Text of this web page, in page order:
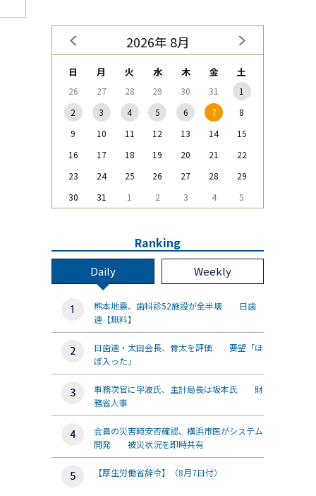
2026年 8月
日 月 火 水 木 金 土
26 27 28 29 30 31
1
2
3 4 5 6 7
8
9
10 11 12 13 14
15
16
17 18 19 20 21
22
23
24 25 26 27 28
29
30
31 1 2 3 4 5
Ranking
Daily Weekly
熊本地震、歯科診52施設が全半壊 日歯
連【無料】
日歯連・太田会長、骨太を評価 要望「ほ
ぼ入った」
事務次官に宇波氏、主計局長は坂本氏 財
務省人事
会員の災害時安否確認、横浜市医がシステム
開発 被災状況を即時共有
【厚生労働省辞令】（8月7日付）